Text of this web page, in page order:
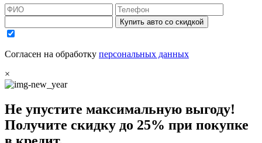
Купить авто со скидкой
Согласен на обработку персональных данных
×
Не упустите максимальную выгоду!
Получите скидку до 25% при покупке